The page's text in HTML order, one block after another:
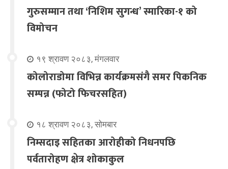
गुरुसम्मान तथा ‘निशिम सुगन्ध’ स्मारिका-१ को
विमोचन
१९ श्रावण २०८३, मंगलवार
कोलोराडोमा विभिन्न कार्यक्रमसंगै समर पिकनिक
सम्पन्न (फोटो फिचरसहित)
१८ श्रावण २०८३, सोमबार
निम्सदाइ सहितका आरोहीको निधनपछि
पर्वतारोहण क्षेत्र शोकाकुल